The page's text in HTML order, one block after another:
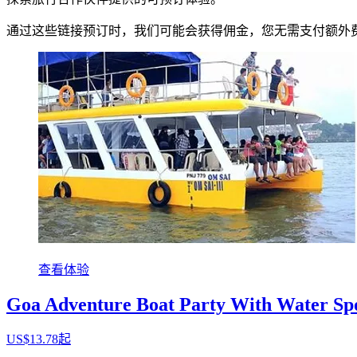
通过这些链接预订时，我们可能会获得佣金，您无需支付额外
查看体验
Goa Adventure Boat Party With Water
US$13.78起